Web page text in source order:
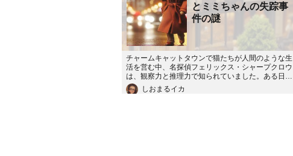
とミミちゃんの失踪事
件の謎
チャームキャットタウンで猫たちが人間のような生
活を営む中、名探偵フェリックス・シャープクロウ
は、観察力と推理力で知られていました。ある日、
中学生のミミちゃんが突如失踪。心配した両親がフ
ェリスに助けを求め、猫たちの生活が舞台となった
しおまるイカ